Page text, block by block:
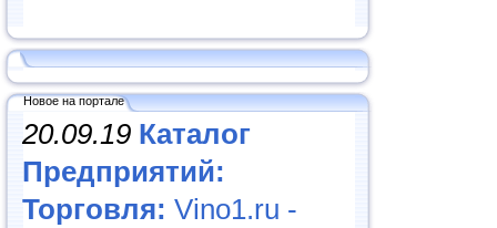
Новое на портале
20.09.19 Каталог
Предприятий:
Торговля: Vino1.ru -